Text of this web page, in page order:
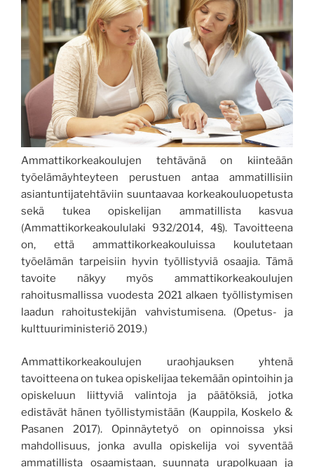
Ammattikorkeakoulujen tehtävänä on
kiinteään
työelämäyhteyteen perustuen antaa ammatillisiin
asiantuntijatehtäviin suuntaavaa korkeakouluopetusta
sekä tukea opiskelijan ammatillista kasvua
(Ammattikorkeakoululaki 932/2014, 4§). Tavoitteena
on, että ammattikorkeakouluissa koulutetaan
työelämän tarpeisiin hyvin työllistyviä osaajia. Tämä
tavoite näkyy myös ammattikorkeakoulujen
rahoitusmallissa vuodesta 2021 alkaen työllistymisen
laadun rahoitustekijän vahvistumisena. (Opetus- ja
kulttuuriministeriö 2019.)
Ammattikorkeakoulujen uraohjauksen yhtenä
tavoitteena on tukea opiskelijaa tekemään opintoihin ja
opiskeluun liittyviä valintoja ja päätöksiä, jotka
edistävät hänen työllistymistään (Kauppila, Koskelo &
Pasanen 2017).
Opinnäytetyö on opinnoissa yksi
mahdollisuus, jonka avullaopiskelija voi syventää
ammatillista osaamistaan, suunnata urapolkuaan ja